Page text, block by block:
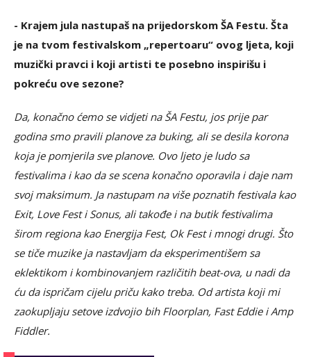
- Krajem jula nastupaš na prijedorskom ŠA Festu. Šta
je na tvom festivalskom „repertoaru“ ovog ljeta, koji
muzički pravci i koji artisti te posebno inspirišu i
pokreću ove sezone?
Da, konačno ćemo se vidjeti na ŠA Festu, jos prije par
godina smo pravili planove za buking, ali se desila korona
koja je pomjerila sve planove. Ovo ljeto je ludo sa
festivalima i kao da se scena konačno oporavila i daje nam
svoj maksimum. Ja nastupam na više poznatih festivala kao
Exit, Love Fest i Sonus, ali takođe i na butik festivalima
širom regiona kao Energija Fest, Ok Fest i mnogi drugi. Što
se tiče muzike ja nastavljam da eksperimentišem sa
eklektikom i kombinovanjem različitih beat-ova, u nadi da
ću da ispričam cijelu priču kako treba. Od artista koji mi
zaokupljaju setove izdvojio bih Floorplan, Fast Eddie i Amp
Fiddler.